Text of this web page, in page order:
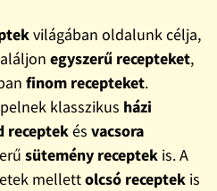
világában oldalunk célja,
egyszerű recepteket,
finom recepteket.
klasszikus házi
receptekés vacsora
sütemény receptekis. A
mellettolcsó receptekis